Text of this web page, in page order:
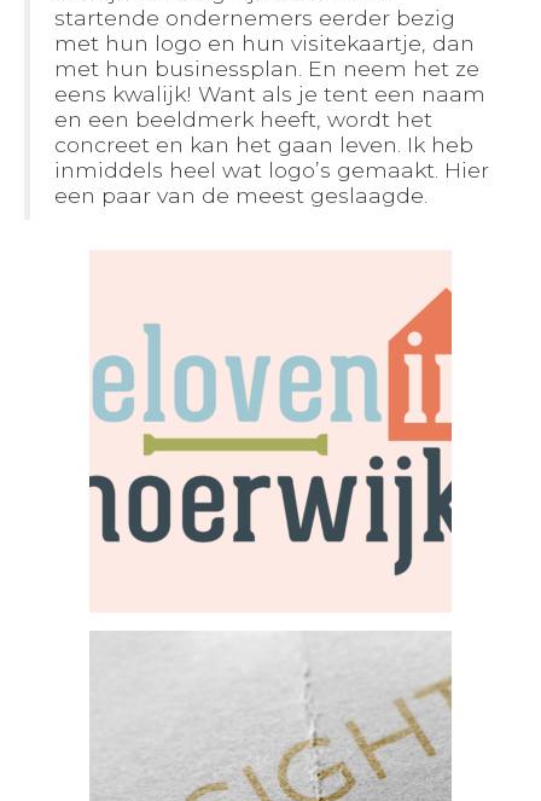
startende ondernemers eerder bezig
met hun logo en hun visitekaartje, dan
met hun businessplan. En neem het ze
eens kwalijk! Want als je tent een naam
en een beeldmerk heeft, wordt het
concreet en kan het gaan leven. Ik heb
inmiddels heel wat logo’s gemaakt. Hier
een paar van de meest geslaagde.